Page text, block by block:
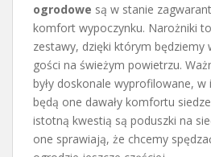
ogrodowe są w stanie
komfort wypoczynku. Narożniki
zestawy, dzięki którym będziemy
gości na świeżym powietrzu.
były doskonale wyprofilowane, w
będą one dawały komfortu
istotną kwestią są poduszki na
one sprawiają, że chcemy